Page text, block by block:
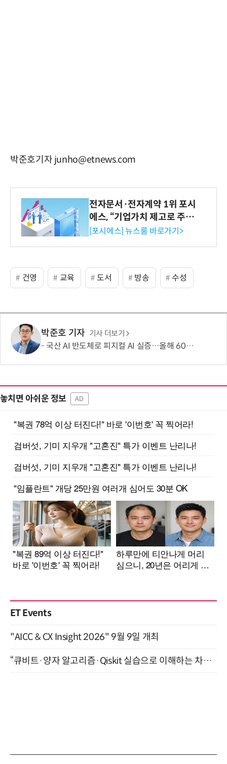
박준호기자 junho@etnews.com
전자문서·전자계약 1위 포시
에스, “기업가치 제고로 주주
환원 강화” 계획 공시
[포시에스] 뉴스룸 바로가기>
건영 교육 도서 방송 수성
박준호 기자 기사 더보기
국산 AI 반도체로 피지컬 AI 실증…올해 600억 투입
놓치면 아쉬운 정보 AD
ET Events
"AICC & CX Insight 2026" 9월 9일 개최
“큐비트·양자 알고리즘·Qiskit 실습으로 이해하는 차세대 컴퓨팅” (8/28)